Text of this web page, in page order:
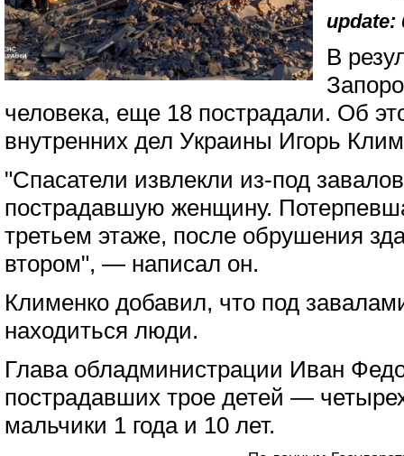
update:
В
человека, еще 18 пострадали. Об
внутренних дел Украины Игорь
"Спасатели извлекли из-под
пострадавшую женщину.
третьем этаже, после обрушения
втором", — написал он.
Клименко добавил, что под
находиться люди.
Глава обладминистрации Иван
пострадавших трое детей —
мальчики 1 года и 10 лет.